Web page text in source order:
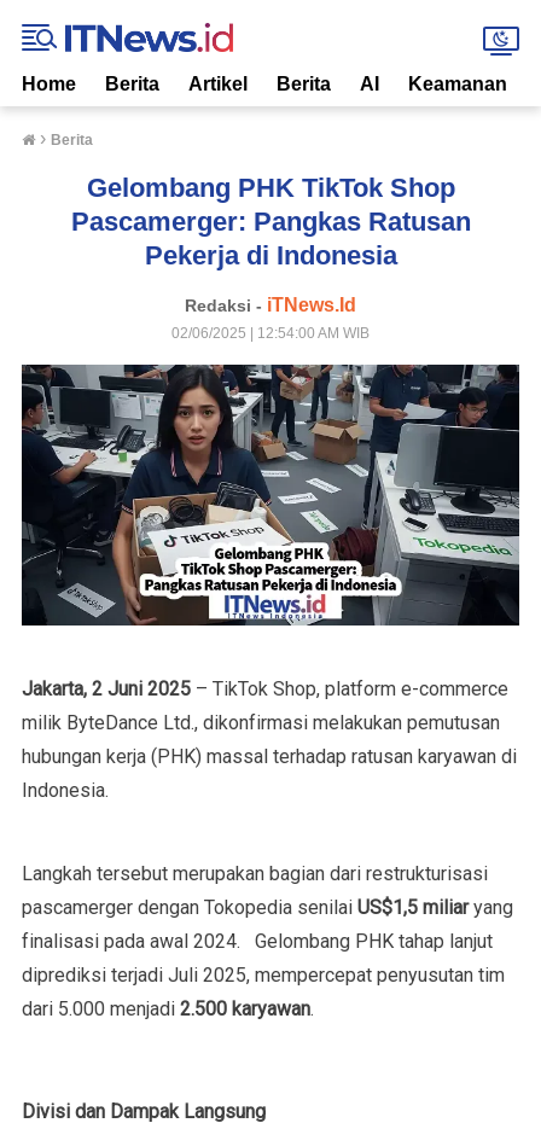
Home Berita Artikel Berita AI Keamanan
› Berita
Gelombang PHK TikTok Shop
Pascamerger: Pangkas Ratusan
Pekerja di Indonesia
Redaksi - iTNews.Id
02/06/2025 | 12:54:00 AM WIB
Jakarta, 2 Juni 2025 – TikTok Shop, platform e-commerce
milik ByteDance Ltd., dikonfirmasi melakukan pemutusan
hubungan kerja (PHK) massal terhadap ratusan karyawan di
Indonesia.
Langkah tersebut merupakan bagian dari restrukturisasi
pascamerger dengan Tokopedia senilai US$1,5 miliaryang
finalisasi pada awal 2024. Gelombang PHK tahap lanjut
diprediksi terjadi Juli 2025, mempercepat penyusutan tim
dari 5.000 menjadi 2.500 karyawan.
Divisi dan Dampak Langsung